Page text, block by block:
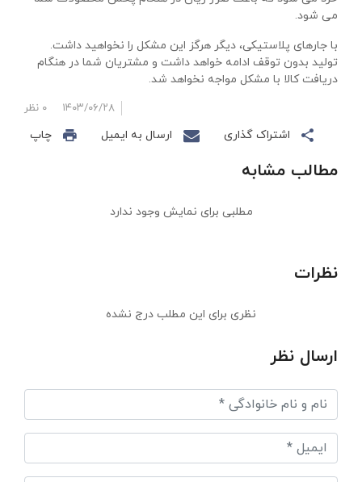
می شود.
با جارهای پلاستیکی، دیگر هرگز این مشکل را نخواهید داشت.
تولید بدون توقف ادامه خواهد داشت و مشتریان شما در هنگام
دریافت کالا با مشکل مواجه نخواهد شد.
۱۴۰۳/۰۶/۲۸ ۰ نظر
اشتراک گذاری ارسال به ایمیل چاپ
مطالب مشابه
مطلبی برای نمایش وجود ندارد
نظرات
نظری برای این مطلب درج نشده
ارسال نظر